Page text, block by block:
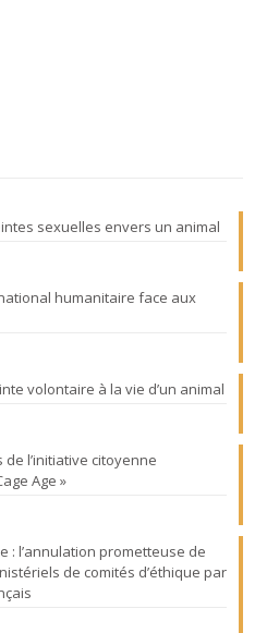
sexuelles envers un animal
humanitaire face aux
volontaire à la vie d’un animal
l’initiative citoyenne
Age »
: l’annulation prometteuse de
de comités d’éthique par